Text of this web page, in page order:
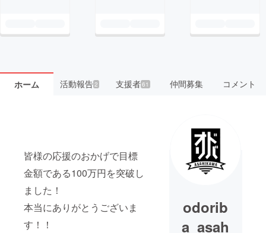
ホーム 活動報告2 支援者61 仲間募集 コメント
皆様の応援のおかげで目標
金額である100万円を突破し
ました！
本当にありがとうございま
す！！
odorib
a_asah